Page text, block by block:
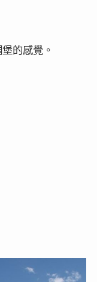
的感覺。